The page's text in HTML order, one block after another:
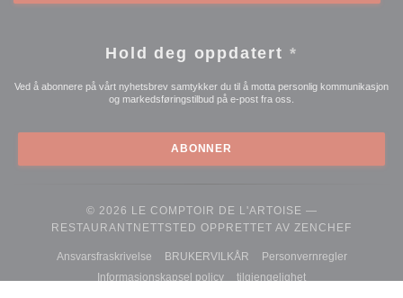
Hold deg oppdatert *
Ved å abonnere på vårt nyhetsbrev samtykker du til å motta personlig kommunikasjon
og markedsføringstilbud på e-post fra oss.
ABONNER
© 2026 LE COMPTOIR DE L'ARTOISE —
RESTAURANTNETTSTED OPPRETTET AV ZENCHEF
Ansvarsfraskrivelse((åpner i et nytt vindu))
BRUKERVILKÅR((åpner i et nytt vindu))
Personvernregler((åpner i et
Informasjonskapsel policy((åpner i et nytt vindu))
tilgjengelighet((åpner i et nytt